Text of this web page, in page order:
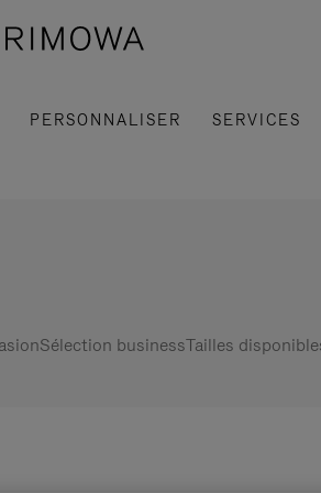
PERSONNALISER SERVICES
Sélection businessTailles